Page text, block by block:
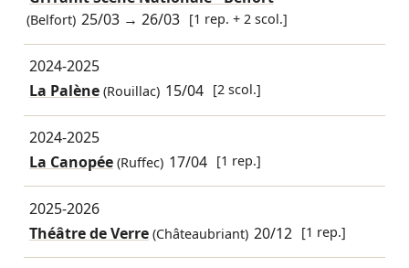
(Belfort) 25/03 →26/03 [1 rep. + 2 scol.]
2024-2025
La Palène(Rouillac) 15/04 [2 scol.]
2024-2025
La Canopée(Ruffec) 17/04 [1 rep.]
2025-2026
Théâtre de Verre(Châteaubriant) 20/12 [1 rep.]